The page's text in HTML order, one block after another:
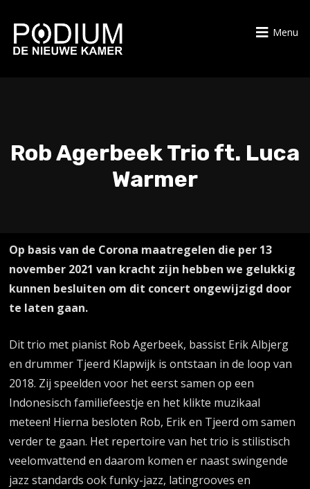
Menu
Rob Agerbeek Trio ft. Luca
Warmer
Op basis van de Corona maatregelen die per 13
november 2021 van kracht zijn hebben we gelukkig
kunnen besluiten om dit concert ongewijzigd door
te laten gaan.
Dit trio met pianist Rob Agerbeek, bassist Erik Albjerg
en drummer Tjeerd Klapwijk is ontstaan in de loop van
2018. Zij speelden voor het eerst samen op een
Indonesisch familiefeestje en het klikte muzikaal
meteen! Hierna besloten Rob, Erik en Tjeerd om samen
verder te gaan. Het repertoire van het trio is stilistisch
veelomvattend en daarom komen er naast swingende
jazz standards ook funky-jazz, latingrooves en